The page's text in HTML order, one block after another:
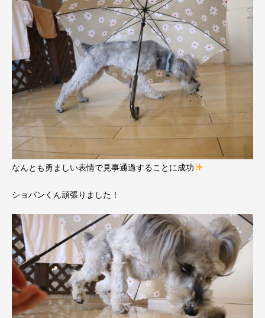
なんとも勇ましい表情で見事通過することに成功
ショパンくん頑張りました！